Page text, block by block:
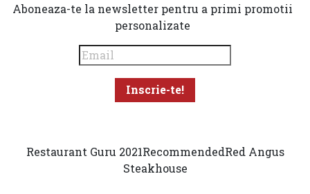
Aboneaza-te la newsletter pentru a primi promotii
personalizate
Restaurant Guru 2021RecommendedRed Angus
Steakhouse